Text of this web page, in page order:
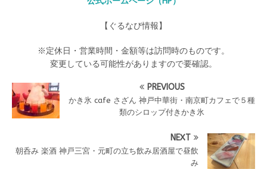
【ぐるなび情報】
※定休日・営業時間・金額等は訪問時のものです。
変更している可能性がありますので要確認。
PREVIOUS
かき氷 cafe さざん 神戸中華街・南京町カフェで５種
類のシロップ付きかき氷
NEXT
朝呑み 楽酒 神戸三宮・元町の立ち飲み居酒屋で昼飲
み